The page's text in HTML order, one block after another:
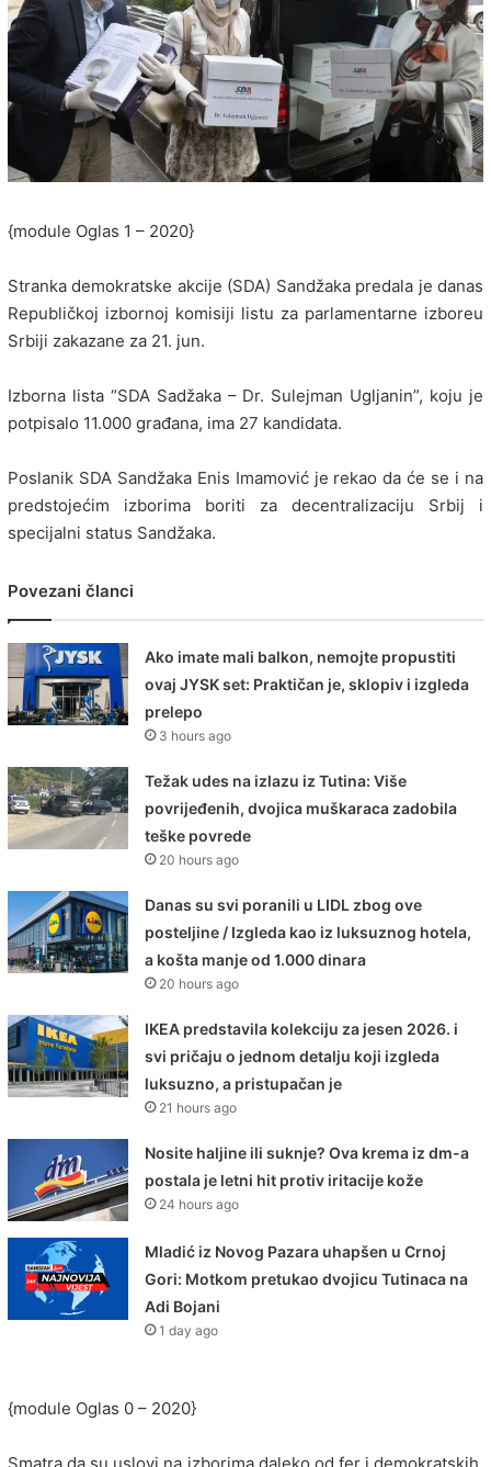
{module Oglas 1 – 2020}
Stranka demokratske akcije (SDA) Sandžaka predala je danas
Republičkoj izbornoj komisiji listu za parlamentarne izboreu
Srbiji zakazane za 21. jun.
Izborna lista “SDA Sadžaka – Dr. Sulejman Ugljanin”, koju je
potpisalo 11.000 građana, ima 27 kandidata.
Poslanik SDA Sandžaka Enis Imamović je rekao da će se i na
predstojećim izborima boriti za decentralizaciju Srbij i
specijalni status Sandžaka.
Povezani članci
Ako imate mali balkon, nemojte propustiti
ovaj JYSK set: Praktičan je, sklopiv i izgleda
prelepo
3 hours ago
Težak udes na izlazu iz Tutina: Više
povrijeđenih, dvojica muškaraca zadobila
teške povrede
20 hours ago
Danas su svi poranili u LIDL zbog ove
posteljine / Izgleda kao iz luksuznog hotela,
a košta manje od 1.000 dinara
20 hours ago
IKEA predstavila kolekciju za jesen 2026. i
svi pričaju o jednom detalju koji izgleda
luksuzno, a pristupačan je
21 hours ago
Nosite haljine ili suknje? Ova krema iz dm-a
postala je letni hit protiv iritacije kože
24 hours ago
Mladić iz Novog Pazara uhapšen u Crnoj
Gori: Motkom pretukao dvojicu Tutinaca na
Adi Bojani
1 day ago
{module Oglas 0 – 2020}